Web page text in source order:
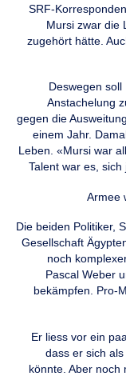
SRF-
Mursi zwar die
zugehört hätte.
Deswegen
Anstachelung
gegen die
einem Jahr.
Leben. «Mursi war
Talent war es,
Armee
Die beiden Politiker,
Gesellschaft
noch
Pascal Weber
bekämpfen. Pro-
Er liess vor ein
dass er sich
könnte. Aber noch